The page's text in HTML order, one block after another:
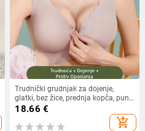
Trudnički grudnjak za dojenje,
glatki, bez žice, prednja kopča, puni
košaricu (dojenje)
18.66 €
add_shopping_cart